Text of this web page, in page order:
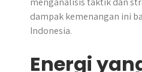
dampak kemenangan ini
Indonesia.
Energi